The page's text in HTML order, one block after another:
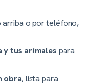
arriba o por teléfono,
y tus animales para
obra, lista para